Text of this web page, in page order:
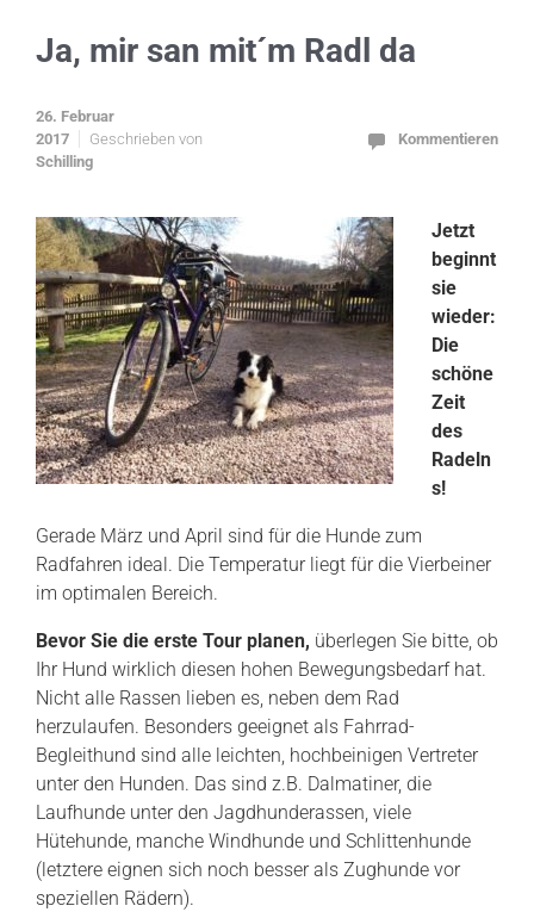
Ja, mir san mit´m Radl da
26. Februar
2017
Geschrieben von
Schilling
Kommentieren
Jetzt
beginnt
sie
wieder:
Die
schöne
Zeit
des
Radeln
s!
Gerade März und April sind für die Hunde zum
Radfahren ideal. Die Temperatur liegt für die Vierbeiner
im optimalen Bereich.
Bevor Sie die erste Tour planen, überlegen Sie bitte, ob
Ihr Hund wirklich diesen hohen Bewegungsbedarf hat.
Nicht alle Rassen lieben es, neben dem Rad
herzulaufen. Besonders geeignet als Fahrrad-
Begleithund sind alle leichten, hochbeinigen Vertreter
unter den Hunden. Das sind z.B. Dalmatiner, die
Laufhunde unter den Jagdhunderassen, viele
Hütehunde, manche Windhunde und Schlittenhunde
(letztere eignen sich noch besser als Zughunde vor
speziellen Rädern).